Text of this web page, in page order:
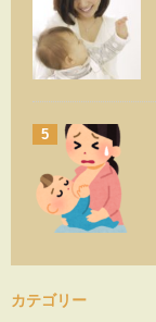
5
カテゴリー